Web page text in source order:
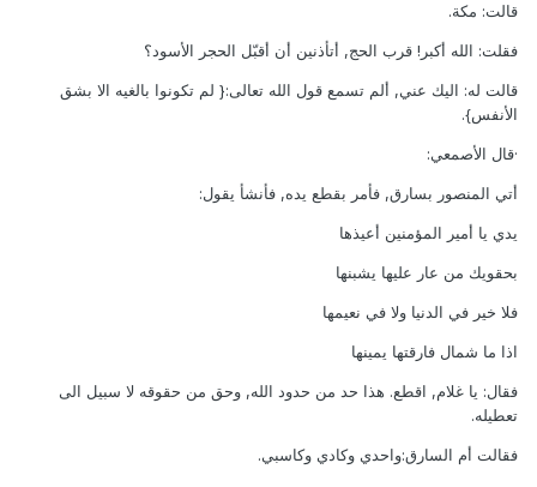
قالت: مكة.
فقلت: الله أكبر! قرب الحج, أتأذنين أن أقبّل الحجر الأسود؟
قالت له: اليك عني, ألم تسمع قول الله تعالى:{ لم تكونوا بالغيه الا بشق
الأنفس}.
·قال الأصمعي:
أتي المنصور بسارق, فأمر بقطع يده, فأنشأ يقول:
يدي يا أمير المؤمنين أعيذها
بحقويك من عار عليها يشبنها
فلا خير في الدنيا ولا في نعيمها
اذا ما شمال فارقتها يمينها
فقال: يا غلام, اقطع. هذا حد من حدود الله, وحق من حقوقه لا سبيل الى
تعطيله.
فقالت أم السارق:واحدي وكادي وكاسبي.